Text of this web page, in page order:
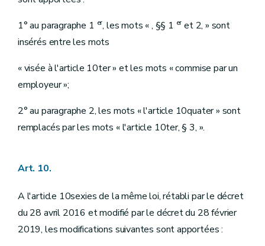
1° au paragraphe 1 er, les mots « , §§ 1 eret 2, » sont
insérés entre les mots
« visée à l'article 10ter » et les mots « commise par un
employeur »;
2° au paragraphe 2, les mots « l'article 10quater » sont
remplacés par les mots « l'article 10ter, § 3, ».
Art. 10.
A l'article 10sexies de la même loi, rétabli par le décret
du 28 avril 2016 et modifié par le décret du 28 février
2019, les modifications suivantes sont apportées :